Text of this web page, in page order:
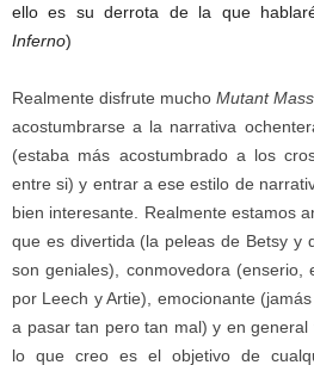
ello es su derrota de la que
Inferno)
Realmente disfrute mucho Mutant
acostumbrarse a la narrativa
(estaba más acostumbrado a los
entre si) y entrar a ese estilo de
bien interesante. Realmente estamos
que es divertida (la peleas de Betsy y
son geniales), conmovedora (enserio,
por Leech y Artie), emocionante
a pasar tan pero tan mal) y en general
lo que creo es el objetivo de